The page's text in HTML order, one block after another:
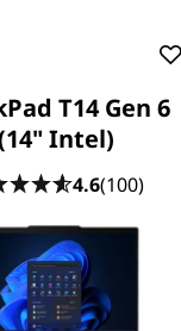
T14 Gen 6
Intel)
4.6(100)